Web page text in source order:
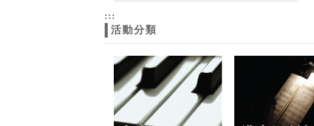
:::
活動分類